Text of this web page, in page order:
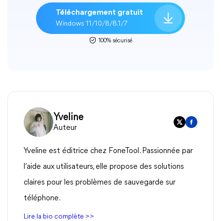
Téléchargement gratuit
Windows 11/10/8/8.1/7
100% sécurisé
Yveline
Auteur
Yveline est éditrice chez FoneTool. Passionnée par
l’aide aux utilisateurs, elle propose des solutions
claires pour les problèmes de sauvegarde sur
téléphone.
Lire la bio complète >>